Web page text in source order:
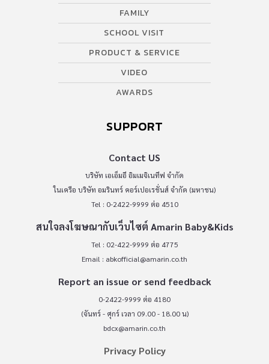
FAMILY
SCHOOL VISIT
PRODUCT & SERVICE
VIDEO
AWARDS
SUPPORT
Contact US
บริษัท เอเอ็มอี อิมเมจิเนทีฟ จำกัด
ในเครือ บริษัท อมรินทร์ คอร์เปอเรชั่นส์ จำกัด (มหาชน)
Tel : 0-2422-9999 ต่อ 4510
สนใจลงโฆษณากับเว็บไซต์ Amarin Baby&Kids
Tel : 02-422-9999 ต่อ 4775
Email : abkofficial@amarin.co.th
Report an issue or send feedback
0-2422-9999 ต่อ 4180
(จันทร์ - ศุกร์ เวลา 09.00 - 18.00 น)
bdcx@amarin.co.th
Privacy Policy